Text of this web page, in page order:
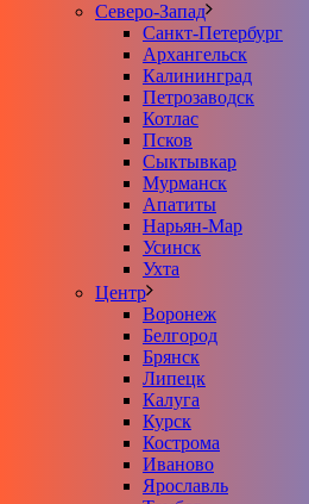
Северо-Запад
Санкт-Петербург
Архангельск
Калининград
Петрозаводск
Котлас
Псков
Сыктывкар
Мурманск
Апатиты
Нарьян-Мар
Усинск
Ухта
Центр
Воронеж
Белгород
Брянск
Липецк
Калуга
Курск
Кострома
Иваново
Ярославль